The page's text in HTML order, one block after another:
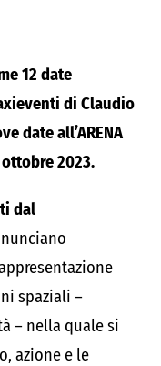
12 date
di Claudio
date all’ARENA
ottobre 2023.
dal
spaziali –
– nella quale si
azione e le